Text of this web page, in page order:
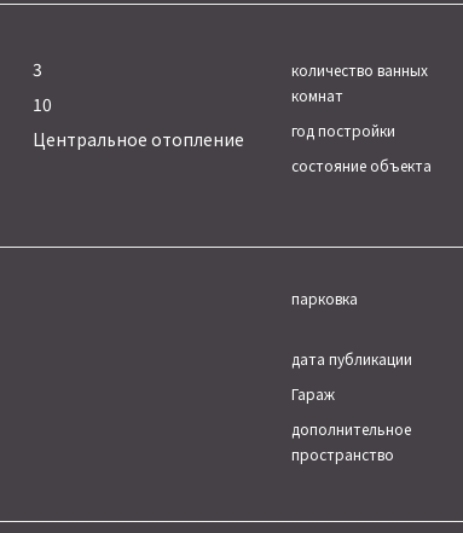
3
10
Центральное отопление
количество ванных
комнат
год постройки
состояние объекта
парковка
дата публикации
Гараж
дополнительное
пространство